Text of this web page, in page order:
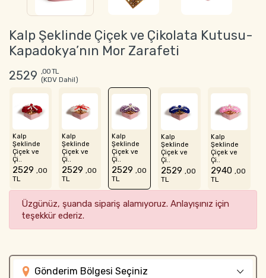
Kalp Şeklinde Çiçek ve Çikolata Kutusu-
Kapadokya’nın Mor Zarafeti
2529 ,00 TL
(KDV Dahil)
Kalp
Şeklinde
Çiçek ve
Çi..
2529 ,00
TL
Kalp
Şeklinde
Çiçek ve
Çi..
2529 ,00
TL
Kalp
Şeklinde
Çiçek ve
Çi..
2529 ,00
TL
Kalp
Şeklinde
Çiçek ve
Çi..
2529 ,00
TL
Kalp
Şeklinde
Çiçek ve
Çi..
2940 ,00
TL
Üzgünüz, şuanda sipariş alamıyoruz. Anlayışınız için
teşekkür ederiz.
Gönderim Bölgesi Seçiniz